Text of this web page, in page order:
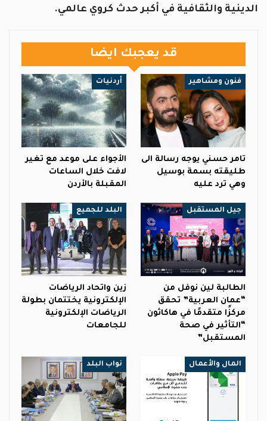
الدينية والثقافية في أكبر حدث كروي عالمي.
قد يعجبك ايضا
فنون ومشاهير
تامر حسني يوجه رسالة الى
طليقته بسمة بوسيل
وهي ترد عليه
أردنيات
الأجواء على موعد مع تغير
لافت خلال الساعات
المقبلة بالأردن
جيل المستقبل
الطالبة لين نوفل من
“عمان العربية” تحقق
مركزًا متقدمًا في هاكاثون
“التأثير في صحة
المستقبل”
البلد للجميع
زين واتحاد الرياضات
الإلكترونية يختتمان بطولة
الرياضات الإلكترونية
للجامعات
المال والأعمال نواب البلد